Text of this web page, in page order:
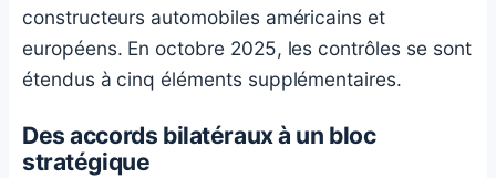
constructeurs automobiles américains et
européens. En octobre 2025, les contrôles se sont
étendus à cinq éléments supplémentaires.
Des accords bilatéraux à un bloc
stratégique